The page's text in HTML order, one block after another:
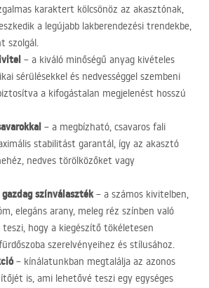
karaktert kölcsönöz az akasztónak,
a legújabb lakberendezési trendekbe,
szolgál.
– a kiváló minőségű anyag kivételes
sérülésekkel és nedvességgel szembeni
a kifogástalan megjelenést hosszú
– a megbízható, csavaros fali
stabilitást garantál, így az akasztó
nedves törölközőket vagy
színválaszték– a számos kivitelben,
elegáns arany, meleg réz színben való
hogy a kiegészítő tökéletesen
szerelvényeihez és stílusához.
– kínálatunkban megtalálja az azonos
is, ami lehetővé teszi egy egységes